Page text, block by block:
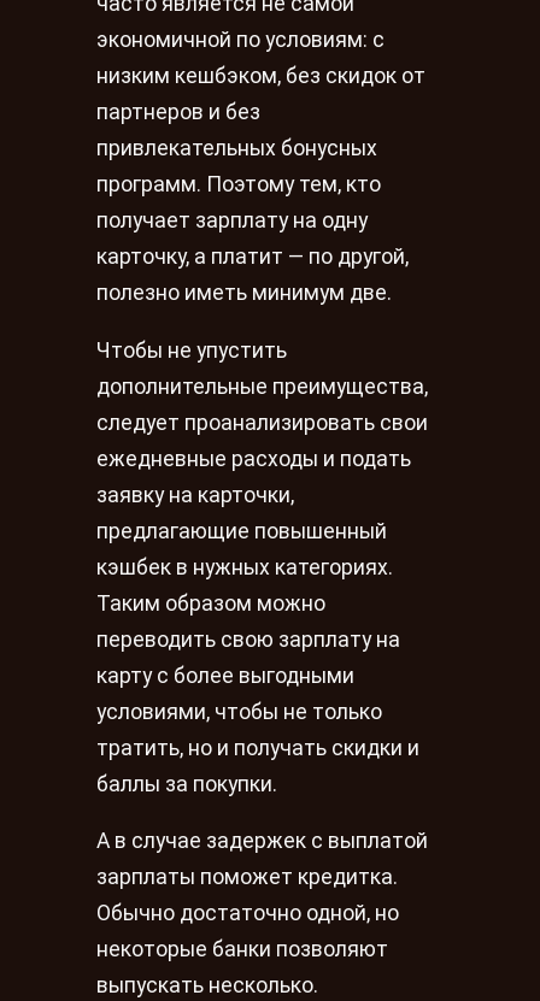
экономичной по условиям: с
низким кешбэком, без скидок от
партнеров и без
привлекательных бонусных
программ. Поэтому тем, кто
получает зарплату на одну
карточку, а платит — по другой,
полезно иметь минимум две.
Чтобы не упустить
дополнительные преимущества,
следует проанализировать свои
ежедневные расходы и подать
заявку на карточки,
предлагающие повышенный
кэшбек в нужных категориях.
Таким образом можно
переводить свою зарплату на
карту с более выгодными
условиями, чтобы не только
тратить, но и получать скидки и
баллы за покупки.
А в случае задержек с выплатой
зарплаты поможет кредитка.
Обычно достаточно одной, но
некоторые банки позволяют
выпускать несколько.